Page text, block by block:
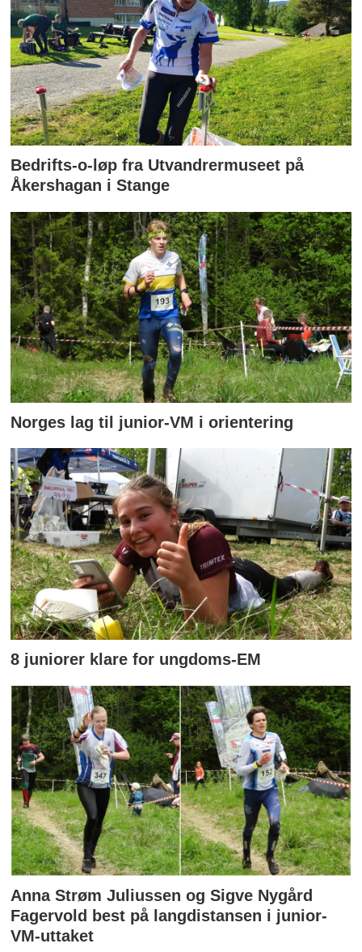
Bedrifts-o-løp fra Utvandrermuseet på
Åkershagan i Stange
Norges lag til junior-VM i orientering
8 juniorer klare for ungdoms-EM
Anna Strøm Juliussen og Sigve Nygård
Fagervold best på langdistansen i junior-
VM-uttaket